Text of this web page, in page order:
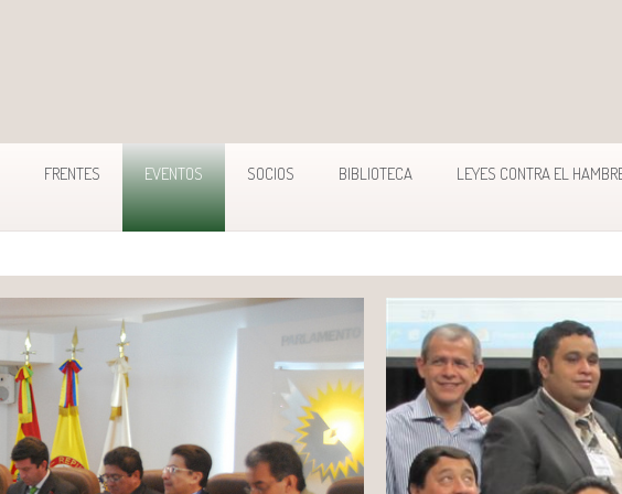
FRENTES EVENTOS SOCIOS BIBLIOTECA LEYES CONTRA EL